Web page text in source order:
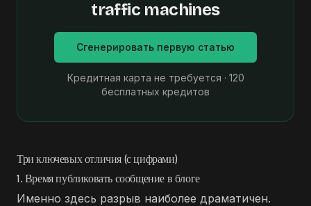
traffic machines
Сгенерировать первую статью
Кредитная карта не требуется · 120
бесплатных кредитов
Три ключевых отличия (с цифрами)
1. Время публиковать сообщение в блоге
Именно здесь разрыв наиболее драматичен.